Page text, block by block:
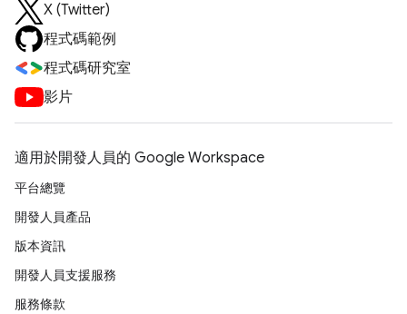
X (Twitter)
程式碼範例
程式碼研究室
影片
適用於開發人員的 Google Workspace
平台總覽
開發人員產品
版本資訊
開發人員支援服務
服務條款